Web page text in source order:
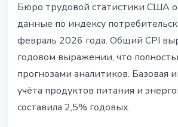
Инфляция в США
уровне 2,4% - ФРС
ставку
11 марта 2026 г.2 мин чтения
Наталия Дорофеева
Бюро трудовой статистики США
данные по индексу
февраль 2026 года. Общий CPI
годовом выражении, что
прогнозами аналитиков. Базовая
учёта продуктов питания и
составила 2,5% годовых.